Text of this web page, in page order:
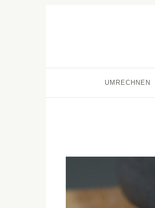
UMRECHNEN